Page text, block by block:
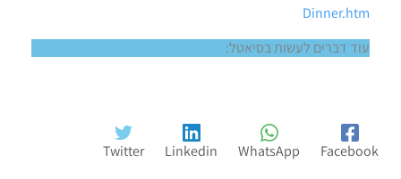
Dinner.htm
עוד דברים לעשות בסיאטל:
Facebook
WhatsApp
Linkedin
Twitter